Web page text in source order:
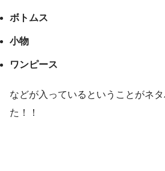
ボトムス
小物
ワンピース
などが入っているということがネ
た！！